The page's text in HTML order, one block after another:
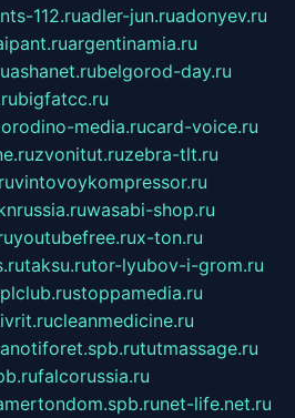
112.ruadler-jun.ruadonyev.ru
argentinamia.ru
ashanet.rubelgorod-day.ru
bigfatcc.ru
media.rucard-voice.ru
zvonitut.ruzebra-tlt.ru
vintovoykompressor.ru
wasabi-shop.ru
youtubefree.rux-ton.ru
taksu.rutor-lyubov-i-grom.ru
stoppamedia.ru
cleanmedicine.ru
tutmassage.ru
falcorussia.ru
net-life.net.ru